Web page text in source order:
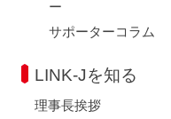
ー
サポーターコラム
LINK-Jを知る
理事長挨拶